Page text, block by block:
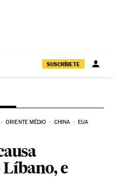
SUSCRÍBETE
ORIENTE MÉDIO CHINA EUA
e